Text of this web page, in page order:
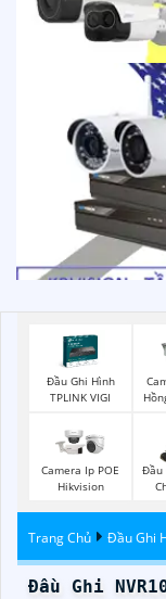
Đầu Ghi Hình
TPLINK VIGI
Camera Ip POE
Hikvision
Đầu
Trang Chủ Đầu Ghi
Đầu Ghi